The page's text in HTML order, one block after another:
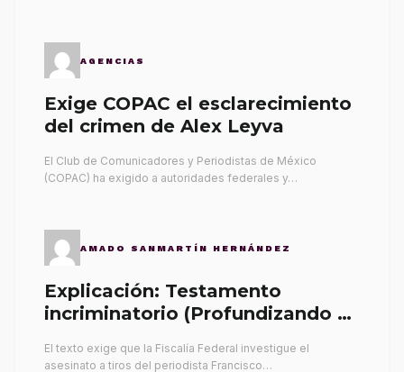
AGENCIAS
Exige COPAC el esclarecimiento
del crimen de Alex Leyva
El Club de Comunicadores y Periodistas de México
(COPAC) ha exigido a autoridades federales y…
AMADO SANMARTÍN HERNÁNDEZ
Explicación: Testamento
incriminatorio (Profundizando su
El texto exige que la Fiscalía Federal investigue el
asesinato a tiros del periodista Francisco…